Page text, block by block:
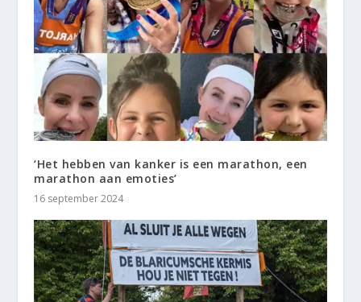
‘Het hebben van kanker is een marathon, een
marathon aan emoties’
16 september 2024